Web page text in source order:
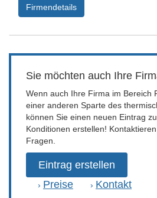
Firmendetails
Sie möchten auch Ihre
Wenn auch Ihre Firma im Bereich
einer anderen Sparte des
können Sie einen neuen Eintrag
Konditionen erstellen!
Fragen.
Eintrag erstellen
› Preise › Kontakt